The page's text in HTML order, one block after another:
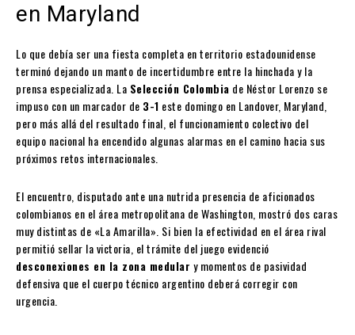
en Maryland
Lo que debía ser una fiesta completa en territorio estadounidense
terminó dejando un manto de incertidumbre entre la hinchada y la
prensa especializada. La Selección Colombia de Néstor Lorenzo se
impuso con un marcador de 3-1 este domingo en Landover, Maryland,
pero más allá del resultado final, el funcionamiento colectivo del
equipo nacional ha encendido algunas alarmas en el camino hacia sus
próximos retos internacionales.
El encuentro, disputado ante una nutrida presencia de aficionados
colombianos en el área metropolitana de Washington, mostró dos caras
muy distintas de «La Amarilla». Si bien la efectividad en el área rival
permitió sellar la victoria, el trámite del juego evidenció
desconexiones en la zona medular y momentos de pasividad
defensiva que el cuerpo técnico argentino deberá corregir con
urgencia.